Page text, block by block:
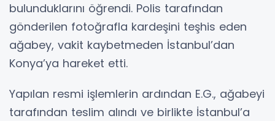
bulunduklarını öğrendi. Polis tarafından
gönderilen fotoğrafla kardeşini teşhis eden
ağabey, vakit kaybetmeden İstanbul’dan
Konya’ya hareket etti.
Yapılan resmi işlemlerin ardından E.G., ağabeyi
tarafından teslim alındı ve birlikte İstanbul’a